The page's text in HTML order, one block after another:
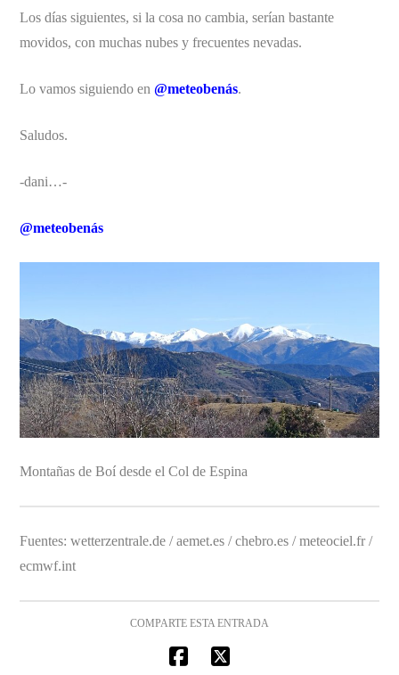
Los días siguientes, si la cosa no cambia, serían bastante
movidos, con muchas nubes y frecuentes nevadas.
Lo vamos siguiendo en@meteobenás.
Saludos.
-dani…-
@meteobenás
Montañas de Boí desde el Col de Espina
Fuentes: wetterzentrale.de / aemet.es / chebro.es / meteociel.fr /
ecmwf.int
COMPARTE ESTA ENTRADA